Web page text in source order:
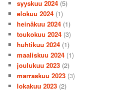
syyskuu 2024 (5)
elokuu 2024 (1)
heinäkuu 2024 (1)
toukokuu 2024 (3)
huhtikuu 2024 (1)
maaliskuu 2024 (1)
joulukuu 2023 (2)
marraskuu 2023 (3)
lokakuu 2023 (2)